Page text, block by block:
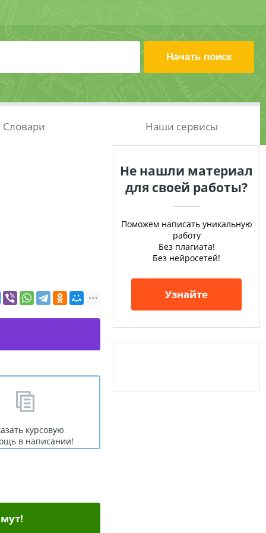
Словари Наши сервисы
курсовую
в написании!
Не нашли материал
для своей работы?
Поможем написать уникальную
работу
Без плагиата!
Без нейросетей!
Узнайте